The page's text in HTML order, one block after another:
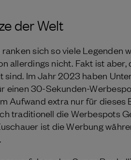
der Welt
sich so viele Legenden
allerdings nicht. Fakt ist
Im Jahr 2023 haben
einen 30-Sekunden-
Aufwand extra nur für dieses
traditionell die Werbespots
ist die Werbung